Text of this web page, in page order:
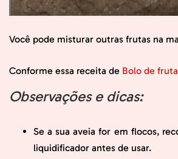
Você pode misturar outras frutas na
Conforme essa receita de Bolo de
Observações e dicas:
Se a sua aveia for em flocos,
liquidificador antes de usar.